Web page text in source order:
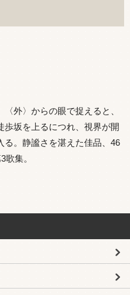
外〉からの眼で捉えると、
歩坂を上るにつれ、視界が開
る。静謐さを湛えた佳品、46
集。